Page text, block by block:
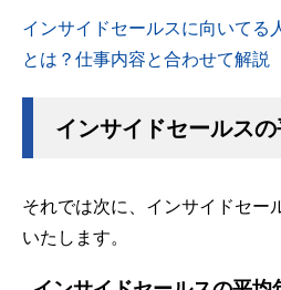
インサイドセールスに向いてる
とは？仕事内容と合わせて解説
インサイドセールス
それでは次に、インサイドセー
いたします。